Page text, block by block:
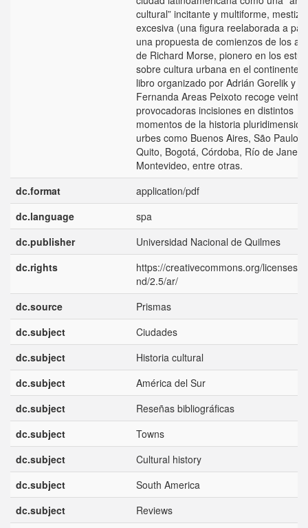
cultural” incitante y multiforme,
excesiva (una figura reelaborada a
una propuesta de comienzos de los
de Richard Morse, pionero en los
sobre cultura urbana en el continente),
libro organizado por Adrián Gorelik y
Fernanda Areas Peixoto recoge
provocadoras incisiones en distintos
momentos de la historia
urbes como Buenos Aires, São Paulo,
Quito, Bogotá, Córdoba, Río de
Montevideo, entre otras.
dc.format
application/pdf
dc.language
spa
dc.publisher
Universidad Nacional de Quilmes
dc.rights
https://creativecommons.org/licenses/
nd/2.5/ar/
dc.source
Prismas
dc.subject
Ciudades
dc.subject
Historia cultural
dc.subject
América del Sur
dc.subject
Reseñas bibliográficas
dc.subject
Towns
dc.subject
Cultural history
dc.subject
South America
dc.subject
Reviews